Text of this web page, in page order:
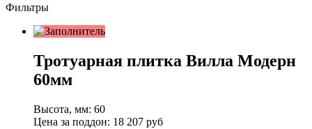
Фильтры
Тротуарная плитка Вилла Модерн
60мм
Высота, мм: 60
Цена за поддон: 18 207 руб